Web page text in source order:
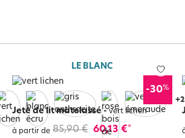
LE BLANC
-30%
+6
Jeté de lit matelassé-vert lichen
à partir de 85,90 € 60,13 €*